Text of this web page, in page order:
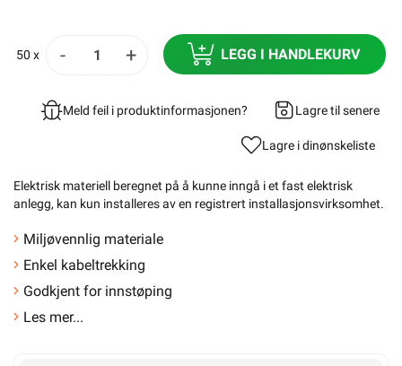
50 x - + LEGG I HANDLEKURV
Meld feil i produktinformasjonen? Lagre til senere
Lagre i dinønskeliste
Elektrisk materiell beregnet på å kunne inngå i et fast elektrisk
anlegg, kan kun installeres av en registrert installasjonsvirksomhet.
Miljøvennlig materiale
Enkel kabeltrekking
Godkjent for innstøping
Les mer...